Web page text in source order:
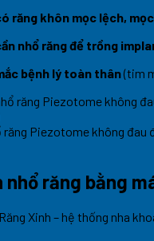
răng khôn mọc lệch,
nhổ răng để trồng
bệnh lý toàn thân(tim
răng Piezotome không
nhổ răng bằng
Xinh – hệ thống nha